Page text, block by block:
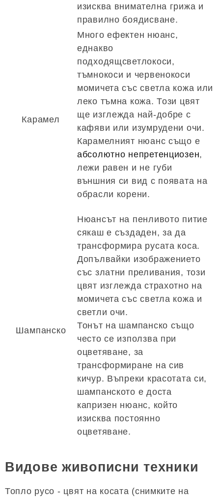
изисква внимателна грижа и
правилно боядисване.
Карамел
Много ефектен нюанс,
еднакво
подходящсветлокоси,
тъмнокоси и червенокоси
момичета със светла кожа или
леко тъмна кожа. Този цвят
ще изглежда най-добре с
кафяви или изумрудени очи.
Карамелният нюанс също е
абсолютно непретенциозен,
лежи равен и не губи
външния си вид с появата на
обрасли корени.
Шампанско
Нюансът на пенливото питие
сякаш е създаден, за да
трансформира русата коса.
Допълвайки изображението
със златни преливания, този
цвят изглежда страхотно на
момичета със светла кожа и
светли очи.
Тонът на шампанско също
често се използва при
оцветяване, за
трансформиране на сив
кичур. Въпреки красотата си,
шампанското е доста
капризен нюанс, който
изисква постоянно
оцветяване.
Видове живописни техники
Топло русо - цвят на косата (снимките на